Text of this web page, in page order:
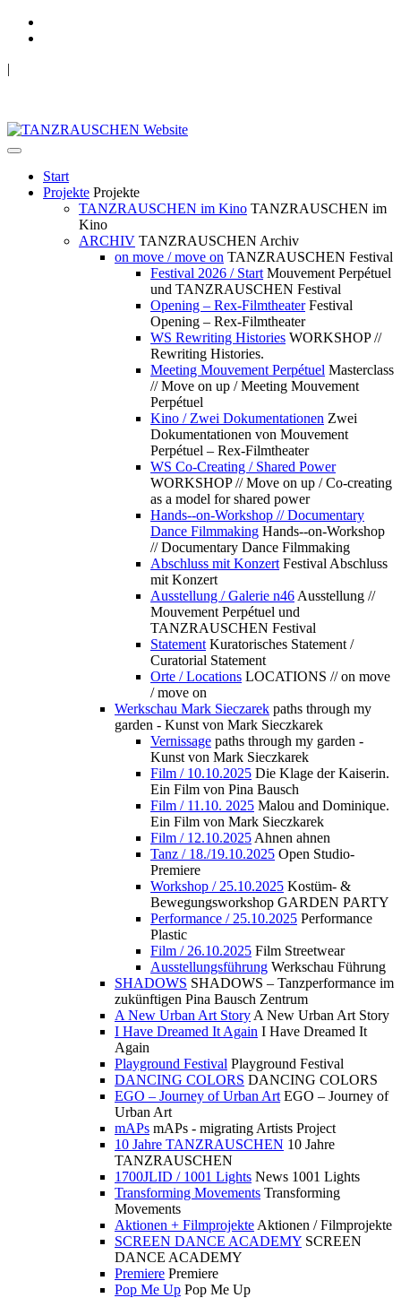
|
Start
Projekte Projekte
TANZRAUSCHEN im Kino TANZRAUSCHEN im
Kino
ARCHIV TANZRAUSCHEN Archiv
on move / move on TANZRAUSCHEN Festival
Festival 2026 / Start Mouvement Perpétuel
und TANZRAUSCHEN Festival
Opening – Rex-Filmtheater Festival
Opening – Rex-Filmtheater
WS Rewriting Histories WORKSHOP //
Rewriting Histories.
Meeting Mouvement Perpétuel Masterclass
// Move on up / Meeting Mouvement
Perpétuel
Kino / Zwei Dokumentationen Zwei
Dokumentationen von Mouvement
Perpétuel – Rex-Filmtheater
WS Co-Creating / Shared Power
WORKSHOP // Move on up / Co-creating
as a model for shared power
Hands--on-Workshop // Documentary
Dance Filmmaking Hands--on-Workshop
// Documentary Dance Filmmaking
Abschluss mit Konzert Festival Abschluss
mit Konzert
Ausstellung / Galerie n46 Ausstellung //
Mouvement Perpétuel und
TANZRAUSCHEN Festival
Statement Kuratorisches Statement /
Curatorial Statement
Orte / Locations LOCATIONS // on move
/ move on
Werkschau Mark Sieczarek paths through my
garden - Kunst von Mark Sieczkarek
Vernissage paths through my garden -
Kunst von Mark Sieczkarek
Film / 10.10.2025 Die Klage der Kaiserin.
Ein Film von Pina Bausch
Film / 11.10. 2025 Malou and Dominique.
Ein Film von Mark Sieczkarek
Film / 12.10.2025 Ahnen ahnen
Tanz / 18./19.10.2025 Open Studio-
Premiere
Workshop / 25.10.2025 Kostüm- &
Bewegungsworkshop GARDEN PARTY
Performance / 25.10.2025 Performance
Plastic
Film / 26.10.2025 Film Streetwear
Ausstellungsführung Werkschau Führung
SHADOWS SHADOWS – Tanzperformance im
zukünftigen Pina Bausch Zentrum
A New Urban Art Story A New Urban Art Story
I Have Dreamed It Again I Have Dreamed It
Again
Playground Festival Playground Festival
DANCING COLORS DANCING COLORS
EGO – Journey of Urban Art EGO – Journey of
Urban Art
mAPs mAPs - migrating Artists Project
10 Jahre TANZRAUSCHEN 10 Jahre
TANZRAUSCHEN
1700JLID / 1001 Lights News 1001 Lights
Transforming Movements Transforming
Movements
Aktionen + Filmprojekte Aktionen / Filmprojekte
SCREEN DANCE ACADEMY SCREEN
DANCE ACADEMY
Premiere Premiere
Pop Me Up Pop Me Up